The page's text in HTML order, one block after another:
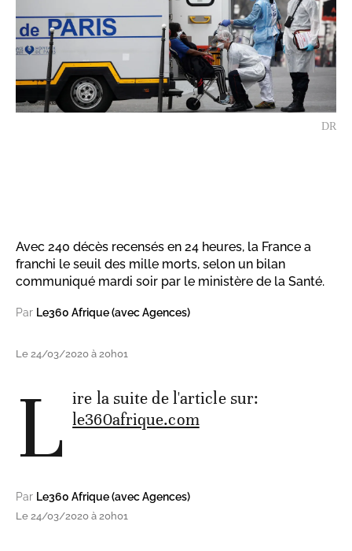
DR
Avec 240 décès recensés en 24 heures, la France a
franchi le seuil des mille morts, selon un bilan
communiqué mardi soir par le ministère de la Santé.
Par Le360 Afrique (avec Agences)
Le 24/03/2020 à 20h01
L ire la suite de l'article sur:
le360afrique.com
Par Le360 Afrique (avec Agences)
Le 24/03/2020 à 20h01